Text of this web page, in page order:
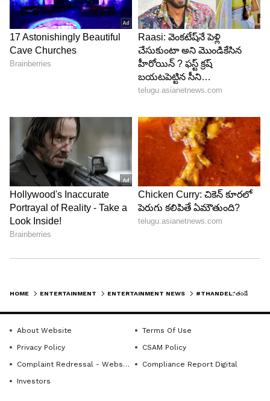
తెలుగు సినిమా జర్నలిజం లో గత ఇరవై ఏళ్లుగా ఉన్నారు. కొన్ని
వందల రివ్యూలు, విశ్లేషణాత్మక ఆర్టికల్స్ రాశారు. ఈయన ప్రముఖ
సినీ విమర్శకుడు కూడా.
నాగ చైతన్య
HOME ENTERTAINMENT ENTERTAINMENT NEWS
About Website
Terms Of Use
Privacy Policy
CSAM Policy
Complaint Redressal - Website
Compliance Report Digital
Investors